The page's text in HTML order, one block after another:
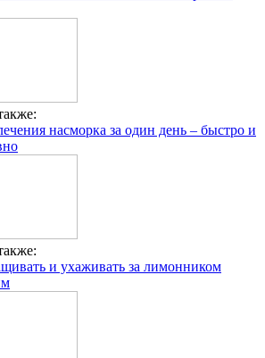
насморка за один день – быстро и
и ухаживать за лимонником